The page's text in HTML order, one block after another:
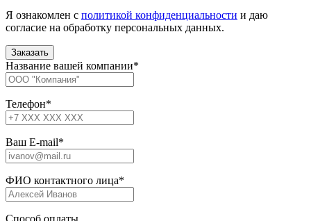
Я ознакомлен с политикой конфиденциальности и даю
согласие на обработку персональных данных.
Название вашей компании*
Телефон*
Ваш E-mail*
ФИО контактного лица*